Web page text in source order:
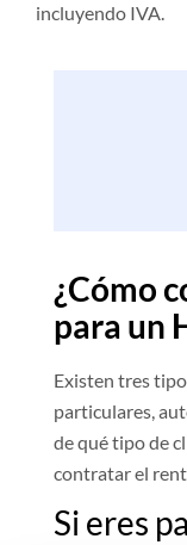
incluyendo IVA.
¿Cómo
para un
Existen tres
particulares,
de qué tipo de
contratar el
Si eres